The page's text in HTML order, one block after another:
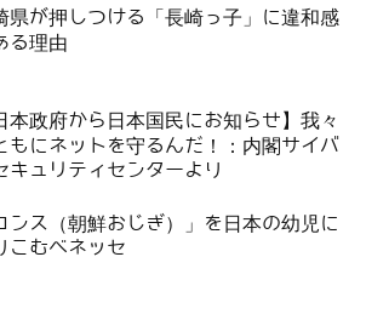
県が押しつける「長崎っ子」に違和感
る理由
本政府から日本国民にお知らせ】我々
もにネットを守るんだ！：内閣サイバ
キュリティセンターより
ンス（朝鮮おじぎ）」を日本の幼児に
こむベネッセ